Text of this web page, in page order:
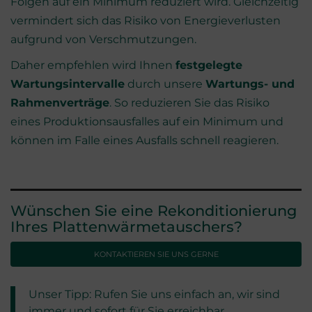
vermindert sich das Risiko von Energieverlusten
aufgrund von Verschmutzungen.
Daher empfehlen wird Ihnen festgelegte
Wartungsintervalle durch unsere Wartungs- und
Rahmenverträge. So reduzieren Sie das Risiko
eines Produktionsausfalles auf ein Minimum und
können im Falle eines Ausfalls schnell reagieren.
Wünschen Sie eine Rekonditionierung
Ihres Plattenwärmetauschers?
KONTAKTIEREN SIE UNS GERNE
Unser Tipp: Rufen Sie uns einfach an, wir sind